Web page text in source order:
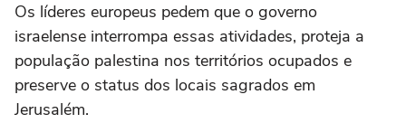
Os líderes europeus pedem que o governo
israelense interrompa essas atividades, proteja a
população palestina nos territórios ocupados e
preserve o status dos locais sagrados em
Jerusalém.